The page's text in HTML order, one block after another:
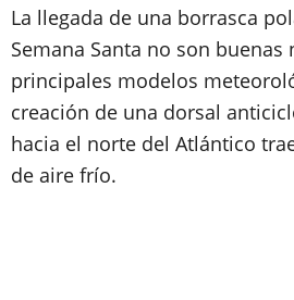
La llegada de una borrasca
Semana Santa no son buenas
principales modelos
creación de una dorsal
hacia el norte del Atlántico
de aire frío.